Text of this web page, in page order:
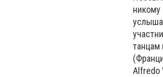
никому
танцам
Alfredo